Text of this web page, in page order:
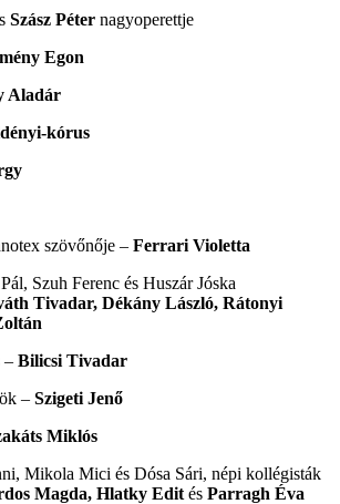
Szász Péter nagyoperettje
Egon
Aladár
kórus
szövőnője – Ferrari Violetta
Szuh Ferenc és Huszár Jóska
Tivadar, Dékány László, Rátonyi
– Bilicsi Tivadar
– Szigeti Jenő
Miklós
Mikola Mici és Dósa Sári, népi kollégisták
Magda, Hlatky Edit és Parragh Éva